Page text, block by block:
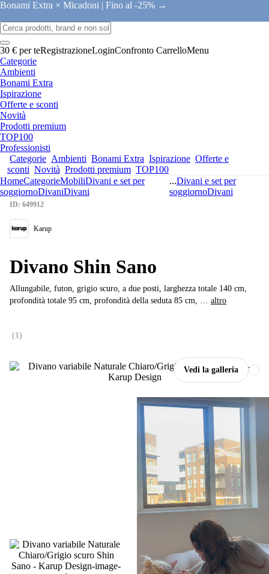
Bonami Extra × Micadoni | Fino al -25% →
30 € per teRegistrazioneLoginConfronto CarrelloMenu
Categorie
Ambienti
Bonami Extra
Ispirazione
Offerte e sconti
Novità
Prodotti premium
TOP100
Professionisti
Categorie Ambienti Bonami Extra Ispirazione Offerte e
sconti Novità Prodotti premium TOP100
HomeCategorieMobiliDivani e set per
soggiornoDivaniDivani
...Divani e set per
soggiornoDivani
Vedi la galleria
ID: 649912
Karup
Divano Shin Sano
Allungabile, futon, grigio scuro, a due posti, larghezza totale 140 cm,
profondità totale 95 cm, profondità della seduta 85 cm, … altro
(1 )